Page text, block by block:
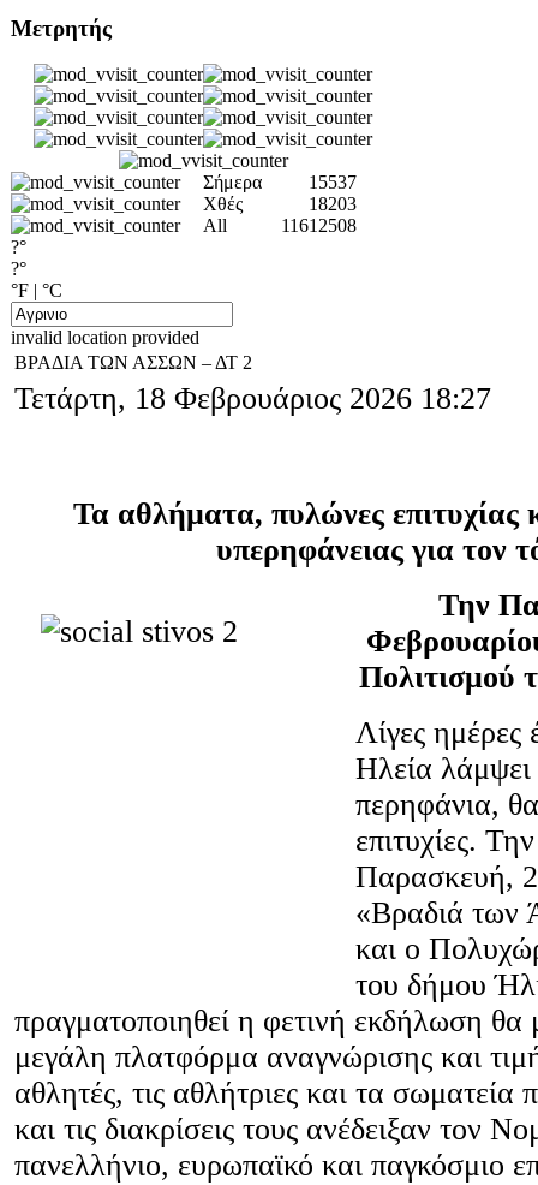
Μετρητής
Σήμερα
15537
Χθές
18203
All
11612508
?°
?°
°F | °C
invalid location provided
ΒΡΑΔΙΑ ΤΩΝ ΑΣΣΩΝ – ΔΤ 2
Τετάρτη, 18 Φεβρουάριος 2026 18:27
Τα αθλήματα, πυλώνες επιτυχίας
υπερηφάνειας για τον
Την
Πολιτισμού
Λίγες ημέρες
Ηλεία
περηφάνια,
επιτυχίες.
Παρασκευή,
«Βραδιά των
και ο
του δήμου
πραγματοποιηθεί η φετινή εκδήλωση θα
μεγάλη πλατφόρμα αναγνώρισης και
αθλητές, τις αθλήτριες και τα σωματεία
και τις διακρίσεις τους ανέδειξαν τον
πανελλήνιο, ευρωπαϊκό και παγκόσμιο